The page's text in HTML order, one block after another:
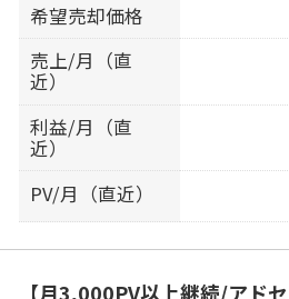
希望売却価格
売上/月（直
近）
利益/月（直
近）
PV/月（直近）
【月3,000PV以上継続/アド